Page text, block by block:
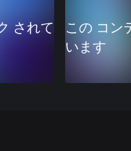
されて
この コン
います